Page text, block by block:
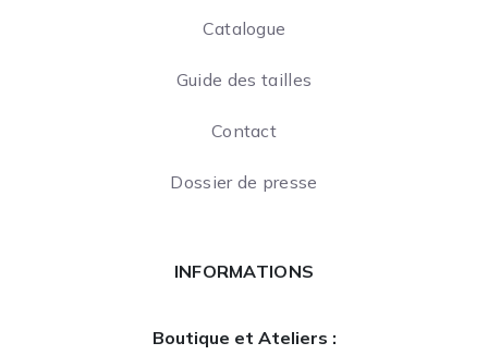
Catalogue
Guide des tailles
Contact
Dossier de presse
INFORMATIONS
Boutique et Ateliers :